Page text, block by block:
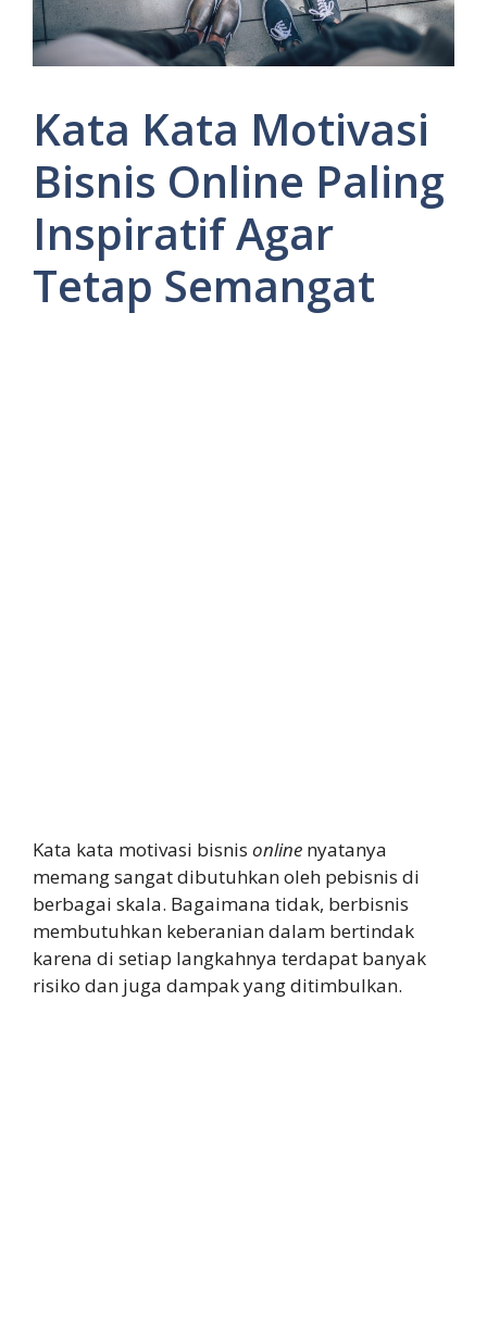
Kata Kata Motivasi
Bisnis Online Paling
Inspiratif Agar
Tetap Semangat
Kata kata motivasi bisnis online nyatanya
memang sangat dibutuhkan oleh pebisnis di
berbagai skala. Bagaimana tidak, berbisnis
membutuhkan keberanian dalam bertindak
karena di setiap langkahnya terdapat banyak
risiko dan juga dampak yang ditimbulkan.